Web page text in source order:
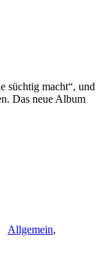
süchtig macht“, und
Das neue Album
Allgemein,